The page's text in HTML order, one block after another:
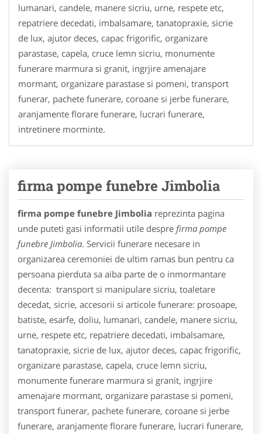
lumanari, candele, manere sicriu, urne, respete etc,
repatriere decedati, imbalsamare, tanatopraxie, sicrie
de lux, ajutor deces, capac frigorific, organizare
parastase, capela, cruce lemn sicriu, monumente
funerare marmura si granit, ingrjire amenajare
mormant, organizare parastase si pomeni, transport
funerar, pachete funerare, coroane si jerbe funerare,
aranjamente florare funerare, lucrari funerare,
intretinere morminte.
firma pompe funebre Jimbolia
firma pompe funebre Jimbolia reprezinta pagina
unde puteti gasi informatii utile despre firma pompe
funebre Jimbolia. Servicii funerare necesare in
organizarea ceremoniei de ultim ramas bun pentru ca
persoana pierduta sa aiba parte de o inmormantare
decenta: transport si manipulare sicriu, toaletare
decedat, sicrie, accesorii si articole funerare: prosoape,
batiste, esarfe, doliu, lumanari, candele, manere sicriu,
urne, respete etc, repatriere decedati, imbalsamare,
tanatopraxie, sicrie de lux, ajutor deces, capac frigorific,
organizare parastase, capela, cruce lemn sicriu,
monumente funerare marmura si granit, ingrjire
amenajare mormant, organizare parastase si pomeni,
transport funerar, pachete funerare, coroane si jerbe
funerare, aranjamente florare funerare, lucrari funerare,